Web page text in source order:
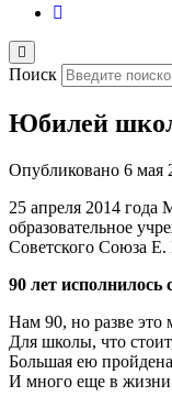
Поиск
Юбилей
Опубликовано 6 мая
25 апреля 2014
образовательное
Советского Союза
90 лет
Нам 90, но разве это
Для школы, что
Большая ею
И много еще в жизни